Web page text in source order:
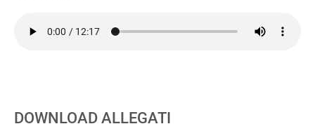
DOWNLOAD ALLEGATI